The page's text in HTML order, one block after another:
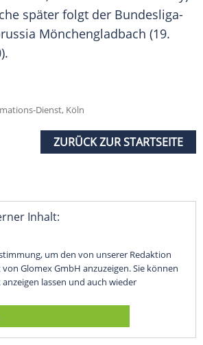
später folgt der Bundesliga-
Mönchengladbach (19.
Dienst, Köln
ZURÜCK ZUR STARTSEITE
Inhalt:
um den von unserer Redaktion
Glomex GmbH anzuzeigen. Sie können
lassen und auch wieder